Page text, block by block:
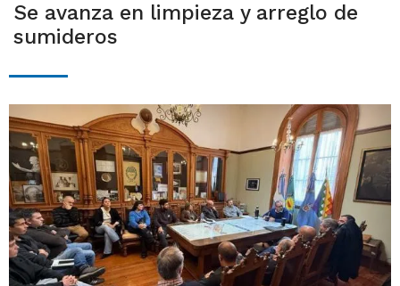
Se avanza en limpieza y arreglo de
sumideros